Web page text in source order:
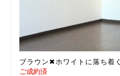
ブラウン✖ホワイトに落ち着く
ご成約済